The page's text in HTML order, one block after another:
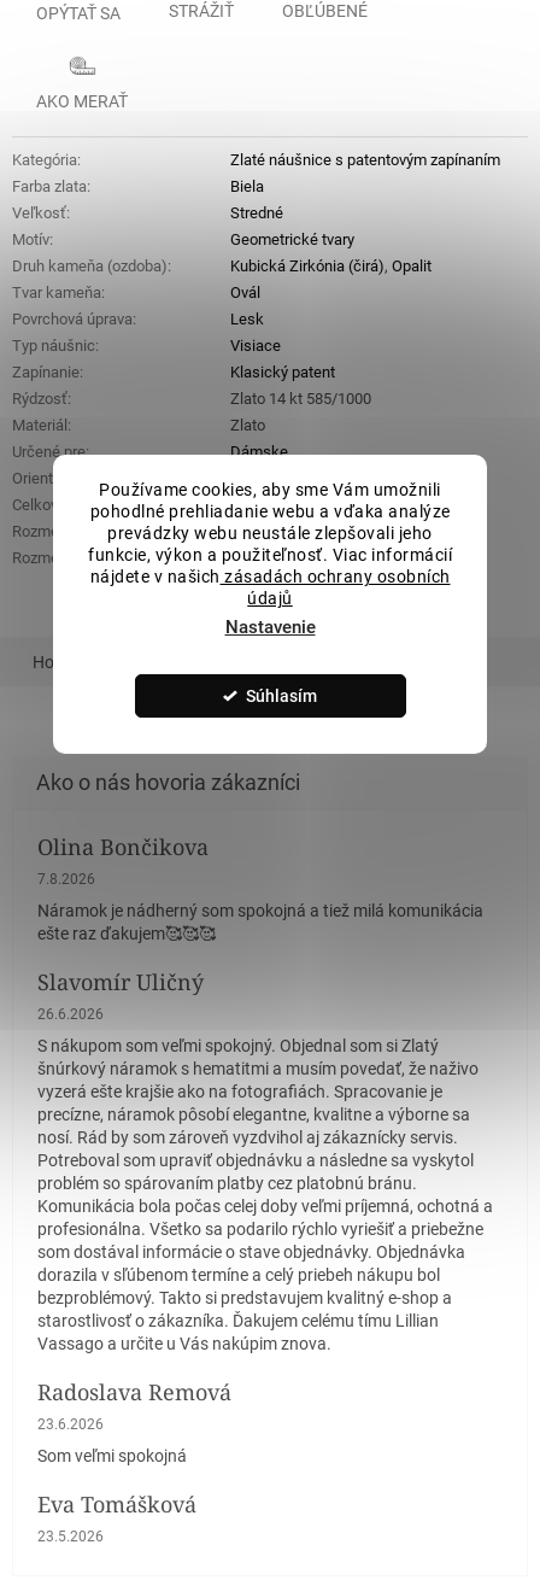
Používame cookies, aby sme Vám umožnili
pohodlné prehliadanie webu a vďaka analýze
prevádzky webu neustále zlepšovali jeho
funkcie, výkon a použiteľnosť. Viac informácií
nájdete v našich zásadách ochrany osobních
údajů
Nastavenie
Súhlasím
OPÝTAŤ SA STRÁŽIŤ OBĽÚBENÉ
AKO MERAŤ
Kategória:
Zlaté náušnice s patentovým zapínaním
Farba zlata:
Biela
Veľkosť:
Stredné
Motív:
Geometrické tvary
Druh kameňa (ozdoba): Kubická Zirkónia (čirá), Opalit
Tvar kameňa:
Ovál
Povrchová úprava:
Lesk
Typ náušnic:
Visiace
Zapínanie:
Klasický patent
Rýdzosť:
Zlato 14 kt 585/1000
Materiál :
Zlato
Určené pre:
Dámske
Orientačná hmotnosť
2,59 g
Celková výška :
16,8 mm
Rozměry ozdobné části (š x v):
7 mm x 9 mm
Rozmery kameňa (š x v): 4 mm x 6 mm
Hodnotenie
Olina Bončikova
Hodnotenie obchodu je 5 z 5 hviezdičiek.
7.8.2026
Náramok je nádherný som spokojná a tiež milá komunikácia
ešte raz ďakujem🥰🥰🥰
Slavomír Uličný
Hodnotenie obchodu je 5 z 5 hviezdičiek.
26.6.2026
S nákupom som veľmi spokojný. Objednal som si Zlatý
šnúrkový náramok s hematitmi a musím povedať, že naživo
vyzerá ešte krajšie ako na fotografiách. Spracovanie je
precízne, náramok pôsobí elegantne, kvalitne a výborne sa
nosí. Rád by som zároveň vyzdvihol aj zákaznícky servis.
Potreboval som upraviť objednávku a následne sa vyskytol
problém so spárovaním platby cez platobnú bránu.
Komunikácia bola počas celej doby veľmi príjemná, ochotná a
profesionálna. Všetko sa podarilo rýchlo vyriešiť a priebežne
som dostával informácie o stave objednávky. Objednávka
dorazila v sľúbenom termíne a celý priebeh nákupu bol
bezproblémový. Takto si predstavujem kvalitný e-shop a
starostlivosť o zákazníka. Ďakujem celému tímu Lillian
Vassago a určite u Vás nakúpim znova.
Radoslava Remová
Hodnotenie obchodu je 5 z 5 hviezdičiek.
23.6.2026
Som veľmi spokojná
Eva Tomášková
Hodnotenie obchodu je 5 z 5 hviezdičiek.
23.5.2026